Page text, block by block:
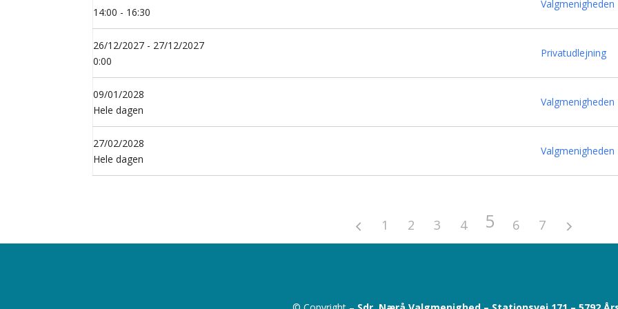
14:00 - 16:30
Valgmenigheden
26/12/2027 - 27/12/2027
0:00
Privatudlejning
09/01/2028
Hele dagen
Valgmenigheden
27/02/2028
Hele dagen
Valgmenigheden
1 2 3 4 5 6 7